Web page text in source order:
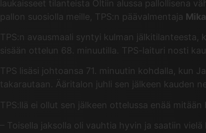
laukaisseet tilanteista Oltiin alussa pallollisena
pallon suosiolla meille, TPS:n päävalmentaja
TPS:n avausmaali syntyi kulman
sisään ottelun 68. minuutilla. TPS-laituri nosti
TPS lisäsi johtoansa 71. minuutin kohdalla, kun
takarautaan. Ääritalon juhli sen jälkeen kauden
TPS:llä ei ollut sen jälkeen ottelussa enää
– Toisella jaksolla oli vauhtia hyvin ja saatiin